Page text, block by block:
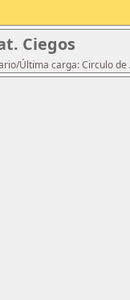
Ciegos
Última carga: Circulo